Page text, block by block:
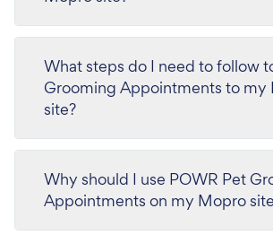
What steps do I need to follow
Grooming Appointments to my
site?
Why should I use POWR Pet
Appointments on my Mopro